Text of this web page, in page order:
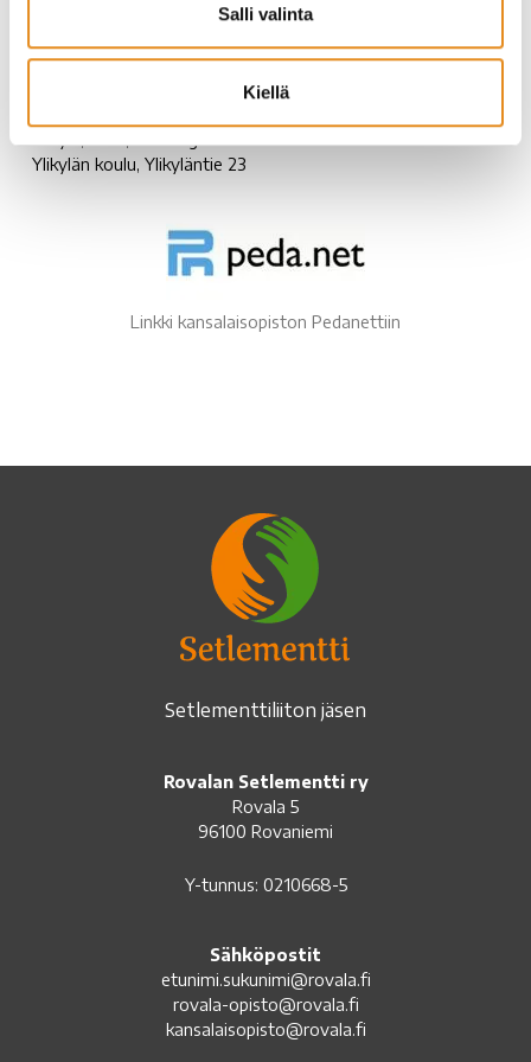
Salli valinta
Kiellä
Vanttauskoski, Vanttausjärven kylätalo, Vanttausjärventie
Viirinkangas, Steinerkoulu, Viirinkankaantie 1
Vikajärven koulu, Liikekuja 3
Ylikylän koulu, Ylikyläntie 23
Linkki kansalaisopiston Pedanettiin
Setlementtiliiton jäsen
Rovalan Setlementti ry
Rovala 5
96100 Rovaniemi
Y-tunnus: 0210668-5
Sähköpostit
etunimi.sukunimi@rovala.fi
rovala-opisto@rovala.fi
kansalaisopisto@rovala.fi